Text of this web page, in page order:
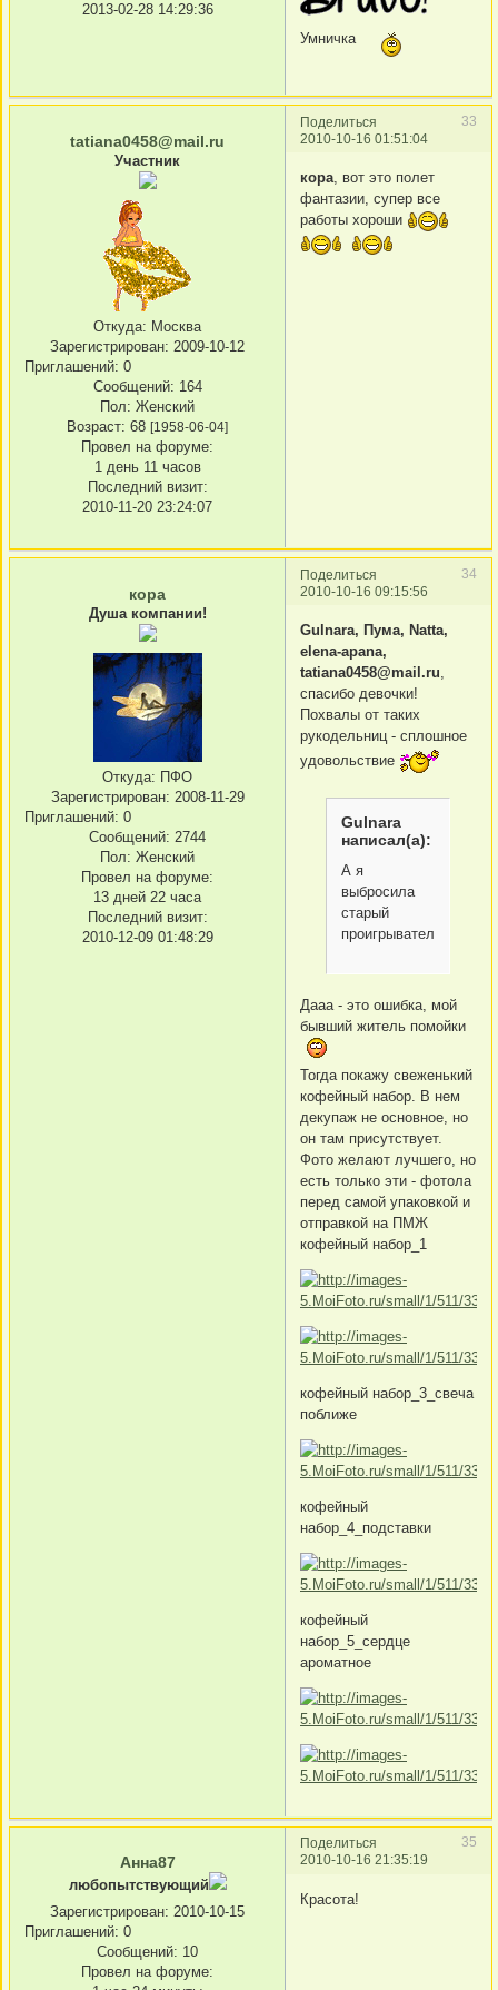
2013-02-28 14:29:36
Умничка
Поделиться
33
2010-10-16 01:51:04
tatiana0458@mail.ru
Участник
Откуда: Москва
Зарегистрирован: 2009-10-12
Приглашений: 0
Сообщений: 164
Пол: Женский
Возраст: 68 [1958-06-04]
Провел на форуме:
1 день 11 часов
Последний визит:
2010-11-20 23:24:07
кора, вот это полет
фантазии, супер все
работы хороши
Поделиться
34
2010-10-16 09:15:56
кора
Душа компании!
Откуда: ПФО
Зарегистрирован: 2008-11-29
Приглашений: 0
Сообщений: 2744
Пол: Женский
Провел на форуме:
13 дней 22 часа
Последний визит:
2010-12-09 01:48:29
Gulnara, Пума, Natta,
elena-apana,
tatiana0458@mail.ru,
спасибо девочки!
Похвалы от таких
рукодельниц - сплошное
удовольствие
Gulnara
написал(а):
А я
выбросила
старый
проигрыватель
Дааа - это ошибка, мой
бывший житель помойки
Тогда покажу свеженький
кофейный набор. В нем
декупаж не основное, но
он там присутствует.
Фото желают лучшего, но
есть только эти - фотола
перед самой упаковкой и
отправкой на ПМЖ
кофейный набор_1
кофейный набор_3_свеча
поближе
кофейный
набор_4_подставки
кофейный
набор_5_сердце
ароматное
Поделиться
35
2010-10-16 21:35:19
Анна87
любопытствующий
Зарегистрирован: 2010-10-15
Приглашений: 0
Сообщений: 10
Провел на форуме:
Красота!